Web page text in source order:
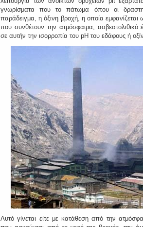
γνωρίσματα που το πάτωμα όπου οι
παράδειγμα, η όξινη βροχή, η οποία
που συνθέτουν την ατμόσφαιρα, ασβεστολιθικό
σε αυτήν την ισορροπία του pH του εδάφους ή
Αυτό γίνεται είτε με κατάθεση από την